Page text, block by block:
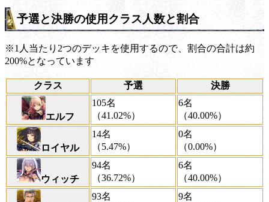
予選と決勝の使用クラス人数と割合
※1人当たり2つのデッキを使用するので、割合の合計は約
200%となっています
クラス 予選 決勝
エルフ
105名
（41.02%）
6名
（40.00%）
ロイヤル
14名
（5.47%）
0名
（0.00%）
ウィッチ
94名
（36.72%）
6名
（40.00%）
93名
9名